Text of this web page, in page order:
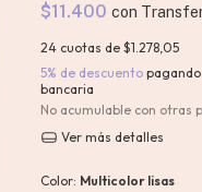
$11.400 con
24 cuotas de $1.278,05
5% de descuento
bancaria
No acumulable con otras
Ver más detalles
Color: Multicolor lisas